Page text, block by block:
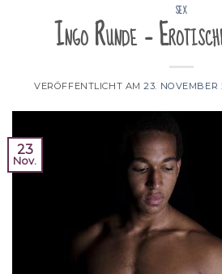
SEX
Ingo Runde –
VERÖFFENTLICHT AM23. NOVEMBER
23
Nov.